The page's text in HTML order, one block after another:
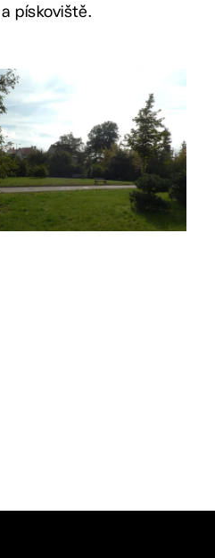
pískoviště.